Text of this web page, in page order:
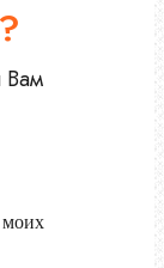
Вам
моих